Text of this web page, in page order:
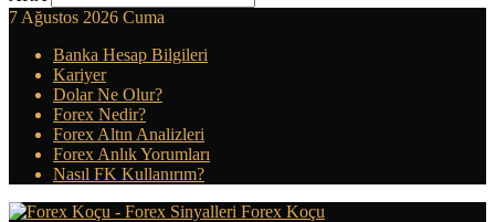
7 Ağustos 2026 Cuma
Banka Hesap Bilgileri
Kariyer
Dolar Ne Olur?
Forex Nedir?
Forex Altın Analizleri
Forex Anlık Yorumları
Nasıl FK Kullanırım?
Forex Koçu